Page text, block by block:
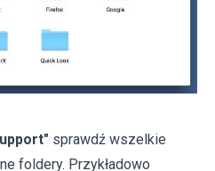
sprawdź wszelkie
foldery. Przykładowo